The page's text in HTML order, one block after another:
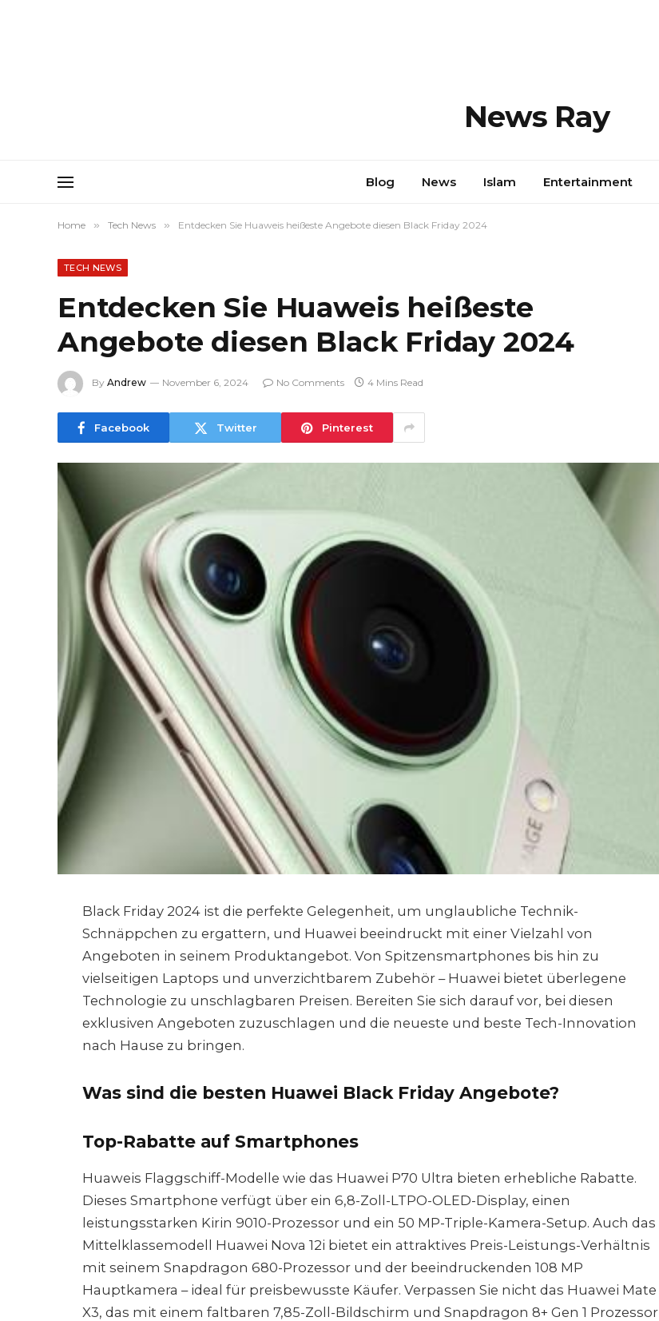
News Ray
Blog News Islam Entertainment
Home » Tech News » Entdecken Sie Huaweis heißeste Angebote diesen Black Friday 2024
TECH NEWS
Entdecken Sie Huaweis heißeste
Angebote diesen Black Friday 2024
By Andrew November 6, 2024 No Comments 4 Mins Read
Facebook Twitter Pinterest
Black Friday 2024 ist die perfekte Gelegenheit, um unglaubliche Technik-
Schnäppchen zu ergattern, und Huawei beeindruckt mit einer Vielzahl von
Angeboten in seinem Produktangebot. Von Spitzensmartphones bis hin zu
vielseitigen Laptops und unverzichtbarem Zubehör – Huawei bietet überlegene
Technologie zu unschlagbaren Preisen. Bereiten Sie sich darauf vor, bei diesen
exklusiven Angeboten zuzuschlagen und die neueste und beste Tech-Innovation
nach Hause zu bringen.
Was sind die besten Huawei Black Friday Angebote?
Top-Rabatte auf Smartphones
Huaweis Flaggschiff-Modelle wie das Huawei P70 Ultra bieten erhebliche Rabatte.
Dieses Smartphone verfügt über ein 6,8-Zoll-LTPO-OLED-Display, einen
leistungsstarken Kirin 9010-Prozessor und ein 50 MP-Triple-Kamera-Setup. Auch das
Mittelklassemodell Huawei Nova 12i bietet ein attraktives Preis-Leistungs-Verhältnis
mit seinem Snapdragon 680-Prozessor und der beeindruckenden 108 MP
Hauptkamera – ideal für preisbewusste Käufer. Verpassen Sie nicht das Huawei Mate
X3, das mit einem faltbaren 7,85-Zoll-Bildschirm und Snapdragon 8+ Gen 1 Prozessor